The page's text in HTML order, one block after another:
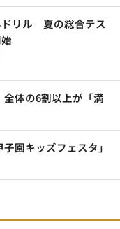
ドリル 夏の総合テス
体の6割以上が「満
園キッズフェスタ」